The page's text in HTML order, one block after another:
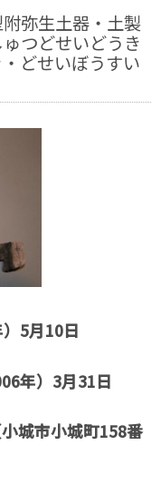
弥生土器・土製
つどせいどうき
どせいぼうすい
5月10日
年）3月31日
城市小城町158番